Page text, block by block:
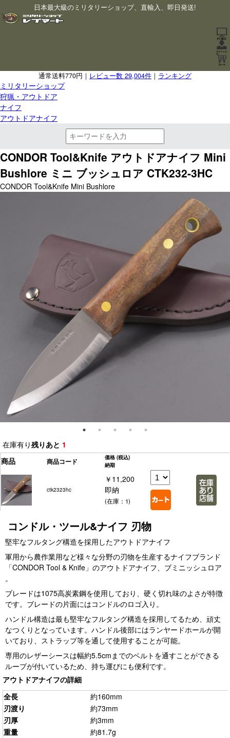
日本最大級のミリタリーショップ、直輸入、即日発送!
通常送料770円｜ レビュー数 29,004件 ｜ ランキング
ミリタリーショップ
狩猟・アウトドア
ナイフ
アウトドアナイフ
CONDOR Tool&Knife アウトドアナイフ Mini
Bushlore ミニ ブッシュロア CTK232-3HC
CONDOR Tool&Knife Mini Bushlore
在庫有り残りあと 1
商品
商品コード 価格 (税込)
納期
ctk2323hc
￥11,200
即納
(在庫：1)
コンドル・ツール&ナイフ 刃物
堅牢なフルタング構造を採用したアウトドアナイフ
軍用から農作業用など様々な分野の刃物を生産するナイフブランド
「CONDOR Tool & Knife」のアウトドアナイフ、ブミニッシュロア
。
ブレードは1075高炭素鋼を使用しており、硬く切れ味のよさが特徴
です。ブレードの片面にはコンドルのロゴ入り。
ハンドル構造は最も堅牢なフルタング構造を採用してるため、頑丈
なつくりとなっています。ハンドル後部にはランヤードホールが開
いており、ストラップ等を通して使用することが可能。
専用のレザーシースは幅約5.5cmまでのベルトを通すことができる
ループが付いているため、持ち運びにも便利です。
アウトドアナイフの詳細
全長
約160mm
刃渡り
約73mm
刃厚
約3mm
重量
約81.7g